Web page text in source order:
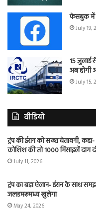
फेसबुक में
July 19,
15 जुलाई
अब
July 15,
वीडियो
ट्रंप की ईरान को सख्त चेतावनी,
कोशिश की तो 1000 मिसाइलें दाग
July 11, 2026
ट्रंप का बड़ा ऐलान- ईरान के साथ
जलडमरूमध्य खुलेगा
May 24, 2026